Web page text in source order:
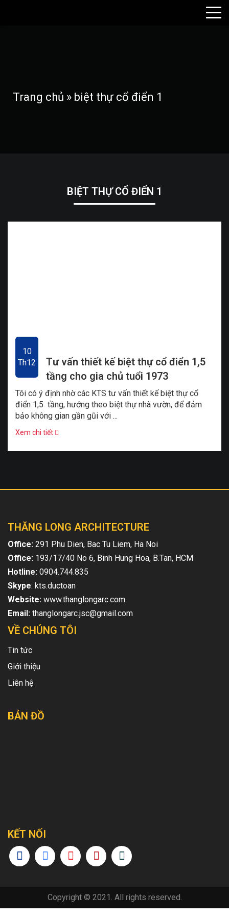
Trang chủ » biệt thự cổ điển 1
BIỆT THỰ CỔ ĐIỂN 1
Tư vấn thiết kế biệt thự cổ điển 1,5
tầng cho gia chủ tuổi 1973
Tôi có ý định nhờ các KTS tư vấn thiết kế biệt thự cổ
điển 1,5 tầng, hướng theo biệt thự nhà vườn, để đảm
bảo không gian gần gũi với ...
10
Th12
Xem chi tiết
THĂNG LONG ARCHITECTURE
Office: 291 Phu Dien, Bac Tu Liem, Ha Noi
Office: 193/17/40 No 6, Binh Hung Hoa, B.Tan, HCM
Hotline: 0904.744.835
Skype: kts.ductoan
Website: www.thanglongarc.com
Email: thanglongarc.jsc@gmail.com
VỀ CHÚNG TÔI
Tin tức
Giới thiệu
Liên hệ
BẢN ĐỒ
KẾT NỐI
Copyright © 2021. All rights reserved.